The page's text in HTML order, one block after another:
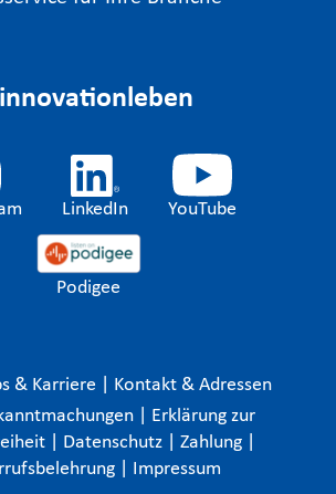
LinkedIn YouTube
Podigee
& Karriere
Kontakt & Adressen
Erklärung zur
Datenschutz Zahlung
Impressum